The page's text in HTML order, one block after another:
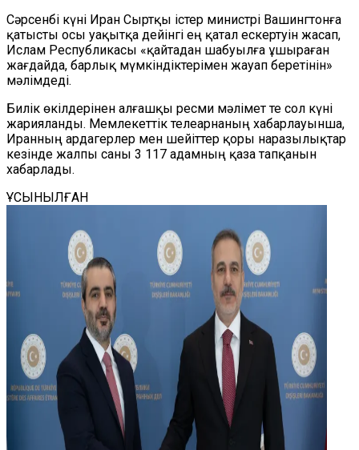
Сәрсенбі күні Иран Сыртқы істер министрі Вашингтонға
қатысты осы уақытқа дейінгі ең қатал ескертуін жасап,
Ислам Республикасы «қайтадан шабуылға ұшыраған
жағдайда, барлық мүмкіндіктерімен жауап беретінін»
мәлімдеді.
Билік өкілдерінен алғашқы ресми мәлімет те сол күні
жарияланды. Мемлекеттік телеарнаның хабарлауынша,
Иранның ардагерлер мен шейіттер қоры наразылықтар
кезінде жалпы саны 3 117 адамның қаза тапқанын
хабарлады.
ҰСЫНЫЛҒАН